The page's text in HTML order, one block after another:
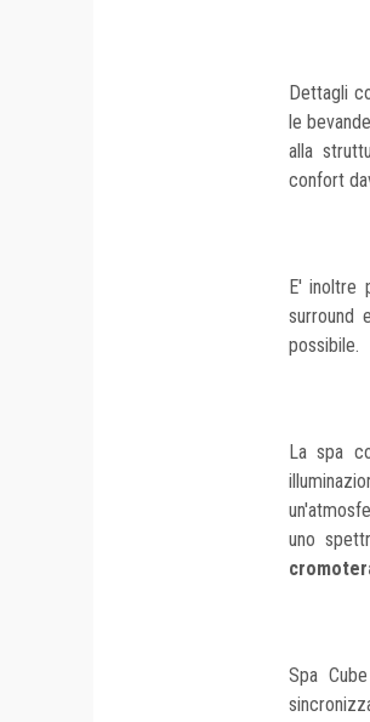
Dettagli
le
alla
confort
E' inoltre
surround
possibile.
La spa
uno
Spa